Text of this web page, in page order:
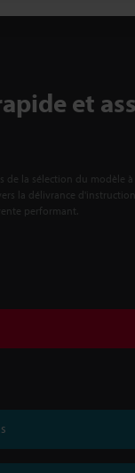
et
de la sélection du modèle
la délivrance
performant.